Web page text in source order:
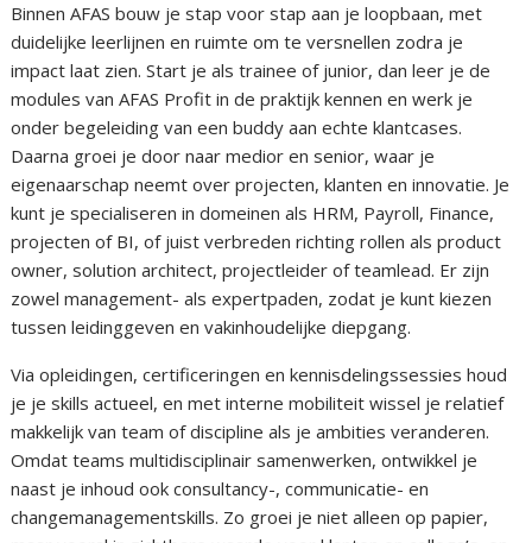
Binnen AFAS bouw je stap voor stap aan je loopbaan, met
duidelijke leerlijnen en ruimte om te versnellen zodra je
impact laat zien. Start je als trainee of junior, dan leer je de
modules van AFAS Profit in de praktijk kennen en werk je
onder begeleiding van een buddy aan echte klantcases.
Daarna groei je door naar medior en senior, waar je
eigenaarschap neemt over projecten, klanten en innovatie. Je
kunt je specialiseren in domeinen als HRM, Payroll, Finance,
projecten of BI, of juist verbreden richting rollen als product
owner, solution architect, projectleider of teamlead. Er zijn
zowel management- als expertpaden, zodat je kunt kiezen
tussen leidinggeven en vakinhoudelijke diepgang.
Via opleidingen, certificeringen en kennisdelingssessies houd
je je skills actueel, en met interne mobiliteit wissel je relatief
makkelijk van team of discipline als je ambities veranderen.
Omdat teams multidisciplinair samenwerken, ontwikkel je
naast je inhoud ook consultancy-, communicatie- en
changemanagementskills. Zo groei je niet alleen op papier,